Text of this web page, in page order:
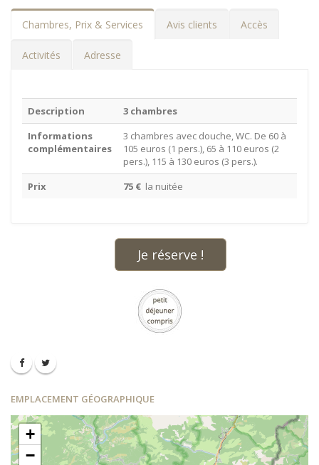
Chambres, Prix & Services Avis clients Accès
Activités Adresse
Description
3 chambres
Informations
complémentaires
3 chambres avec douche, WC. De 60 à
105 euros (1 pers.), 65 à 110 euros (2
pers.), 115 à 130 euros (3 pers.).
Prix
75 € la nuitée
Je réserve !
EMPLACEMENT GÉOGRAPHIQUE
+
−